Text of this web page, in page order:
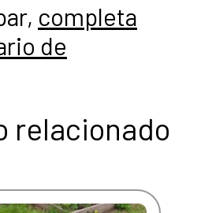
completa
de
relacionado